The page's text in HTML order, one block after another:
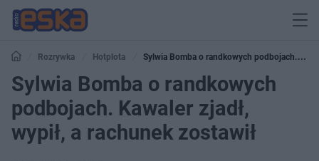
Rozrywka Hotplota
Sylwia Bomba o randkowych podbojach.
Kawaler zjadł, wypił, a rachunek zostawił
Sylwia Bomba o randkowych
podbojach. Kawaler zjadł,
wypił, a rachunek zostawił